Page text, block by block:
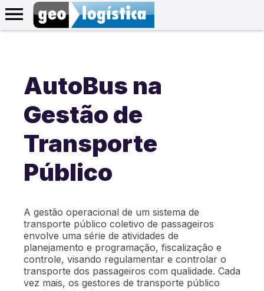
AutoBus na
Gestão de
Transporte
Público
A gestão operacional de um sistema de
transporte público coletivo de passageiros
envolve uma série de atividades de
planejamento e programação, fiscalização e
controle, visando regulamentar e controlar o
transporte dos passageiros com qualidade. Cada
vez mais, os gestores de transporte público